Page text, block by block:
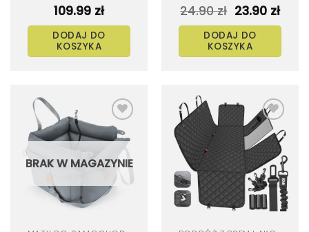
109.99 zł
DODAJ DO
KOSZYKA
24.90zł Pierwotna
cena
wynosiła:
24.90 zł.
23.90 zł
cena
DODAJ DO
KOSZYKA
Dodaj
do
listy
życzeń
BRAK W MAGAZYNIE
Dodaj
do
listy
życzeń